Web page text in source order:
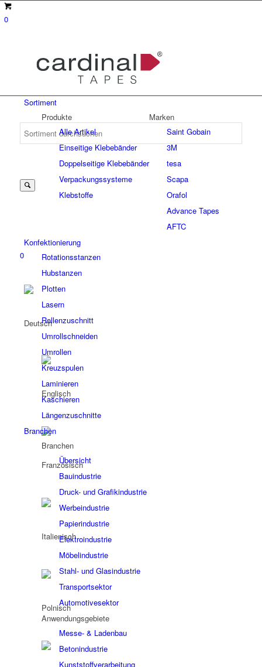
0
0
Sortiment
Produkte
Alle Artikel
Einseitige Klebebänder
Doppelseitige Klebebänder
Verpackungssysteme
Klebstoffe
Marken
Saint Gobain
3M
tesa
Scapa
Orafol
Advance Tapes
AFTC
Konfektionierung
Rotationsstanzen
Hubstanzen
Plotten
Lasern
Rollenzuschnitt
Umrollschneiden
Umrollen
Kreuzspulen
Laminieren
Kaschieren
Längenzuschnitte
Branchen
Branchen
Übersicht
Bauindustrie
Druck- und Grafikindustrie
Werbeindustrie
Papierindustrie
Elektroindustrie
Möbelindustrie
Stahl- und Glasindustrie
Transportsektor
Automotivesektor
Anwendungsgebiete
Messe- & Ladenbau
Betonindustrie
Kunststoffverarbeitung